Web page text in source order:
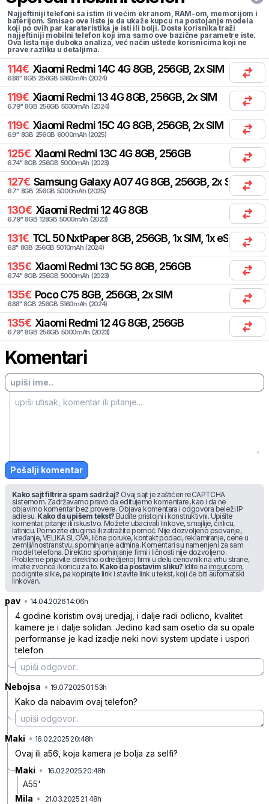
Najjeftiniji telefoni sa istim ili većim ekranom, RAM-om, memorijom i
baterijom. Smisao ove liste je da ukaže kupcu na postojanje modela
koji po ovih par karateristika je isti ili bolji. Dosta korisnika traži
najjeftiniji mobilni telefon koji ima samo ove bazične parametre iste.
Ova lista nije duboka analiza, već način uštede korisnicima koji ne
prave razliku u detaljima.
114€ Xiaomi Redmi 14C 4G 8GB, 256GB, 2x SIM
6.88" 8GB 256GB 5160mAh (2024)
119€ Xiaomi Redmi 13 4G 8GB, 256GB, 2x SIM
6.79" 8GB 256GB 5030mAh (2024)
119€ Xiaomi Redmi 15C 4G 8GB, 256GB, 2x SIM
6.9" 8GB 256GB 6000mAh (2025)
125€ Xiaomi Redmi 13C 4G 8GB, 256GB
6.74" 8GB 256GB 5000mAh (2023)
127€ Samsung Galaxy A07 4G 8GB, 256GB, 2x SIM
6.7" 8GB 256GB 5000mAh (2025)
130€ Xiaomi Redmi 12 4G 8GB
6.79" 8GB 128GB 5000mAh (2023)
131€ TCL 50 NxtPaper 8GB, 256GB, 1x SIM, 1x eSIM
6.8" 8GB 256GB 5010mAh (2024)
135€ Xiaomi Redmi 13C 5G 8GB, 256GB
6.74" 8GB 256GB 5000mAh (2023)
135€ Poco C75 8GB, 256GB, 2x SIM
6.88" 8GB 256GB 5160mAh (2024)
135€ Xiaomi Redmi 12 4G 8GB, 256GB
6.79" 8GB 256GB 5000mAh (2023)
Komentari
Pošalji komentar
Kako sajt filtrira spam sadržaj? Ovaj sajt je zaštićen reCAPTCHA
sistemom. Zadržavamo pravo da editujemo komentare, kao i da ne
objavimo komentar bez provere. Objava komentara i odgovora beleži IP
adresu. Kako da upišem tekst? Budite pristojni i konstruktivni. Upišite
komentar, pitanje ili iskustvo. Možete ubacivati linkove, smajlije, ćirilicu,
latinicu. Pomozite drugima ili zatražite pomoć. Nije dozvoljeno psovanje,
vređanje, VELIKA SLOVA, lične poruke, kontakt podaci, reklamiranje, cene u
zemlji/inostranstvu, spominjanje admina. Komentari su namenjeni za sam
model telefona. Direktno spominjanje firmi i ličnosti nije dozvoljeno.
Probleme prijavite direktno odredjenoj firmi u delu cenovnik na vrhu strane,
imate zvonce ikonicu za to. Kako da postavim sliku? Idite na imgur.com,
podignite slike, pa kopirajte link i stavite link u tekst, koji će biti automatski
linkovan.
pav • 14.04.2026 14:06h
4 godine koristim ovaj uredjaj, i dalje radi odlicno, kvalitet
kamere je i dalje solidan. Jedino kad sam osetio da su opale
performanse je kad izadje neki novi system update i uspori
telefon
Nebojsa • 19.07.2025 01:53h
Kako da nabavim ovaj telefon?
Maki • 16.02.2025 20:48h
Ovaj ili a56, koja kamera je bolja za selfi?
Maki • 16.02.2025 20:48h
A55'
Mila • 21.03.2025 21:48h